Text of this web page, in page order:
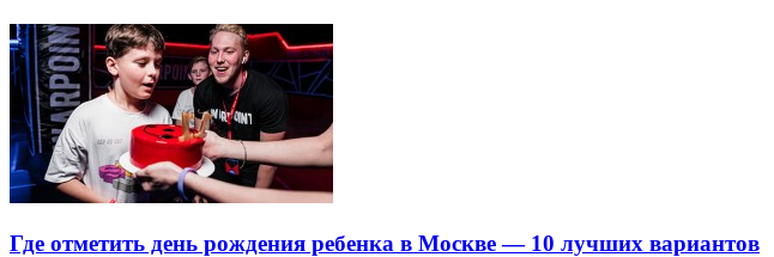
Где отметить день рождения ребенка в Москве — 10 лучших вариантов